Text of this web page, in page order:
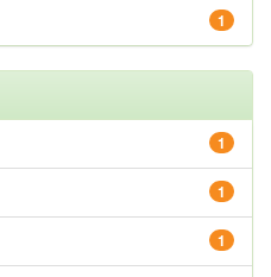
1
1
1
1